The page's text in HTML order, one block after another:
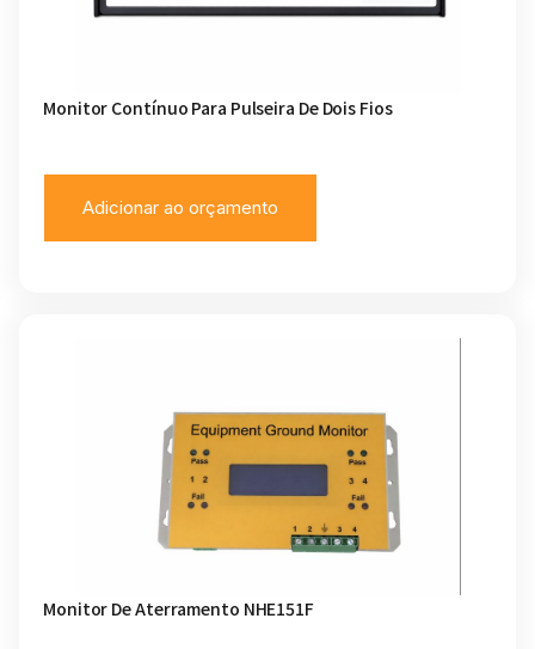
Monitor Contínuo Para Pulseira De Dois Fios
Adicionar ao orçamento
Monitor De Aterramento NHE151F